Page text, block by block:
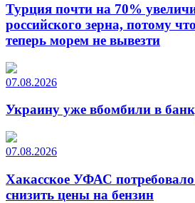
Турция почти на 70%
российского зерна, потому
теперь морем не вывезти
07.08.2026
Украину уже вбомбили в
07.08.2026
Хакасское УФАС
снизить цены на бензин